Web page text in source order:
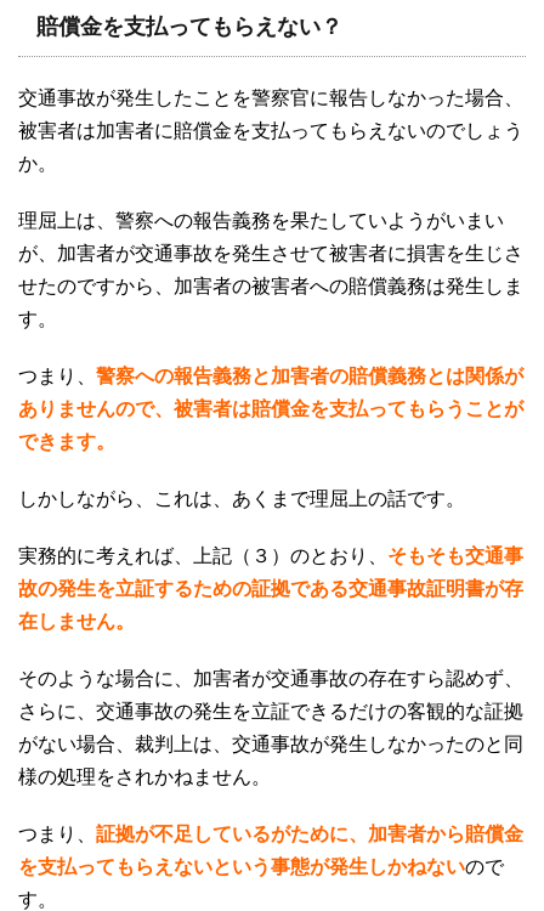
賠償金を支払ってもらえない？
交通事故が発生したことを警察官に報告しなかった場合、
被害者は加害者に賠償金を支払ってもらえないのでしょう
か。
理屈上は、警察への報告義務を果たしていようがいまい
が、加害者が交通事故を発生させて被害者に損害を生じさ
せたのですから、加害者の被害者への賠償義務は発生しま
す。
つまり、 警察への報告義務と加害者の賠償義務とは関係が
ありませんので、被害者は賠償金を支払ってもらうことが
できます。
しかしながら、これは、あくまで理屈上の話です。
実務的に考えれば、上記（３）のとおり、 そもそも交通事
故の発生を立証するための証拠である交通事故証明書が存
在しません。
そのような場合に、加害者が交通事故の存在すら認めず、
さらに、交通事故の発生を立証できるだけの客観的な証拠
がない場合、裁判上は、交通事故が発生しなかったのと同
様の処理をされかねません。
つまり、 証拠が不足しているがために、加害者から賠償金
を支払ってもらえないという事態が発生しかねないので
す。